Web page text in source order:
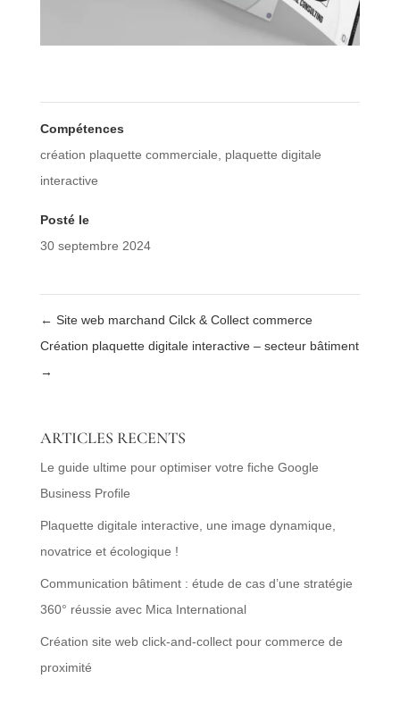
Compétences
création plaquette commerciale
plaquette digitale
interactive
Posté le
30 septembre 2024
← Site web marchand Cilck & Collect commerce
Création plaquette digitale interactive – secteur bâtiment
→
ARTICLES RECENTS
Le guide ultime pour optimiser votre fiche Google
Business Profile
Plaquette digitale interactive, une image dynamique,
novatrice et écologique !
Communication bâtiment : étude de cas d’une stratégie
360° réussie avec Mica International
Création site web click-and-collect pour commerce de
proximité